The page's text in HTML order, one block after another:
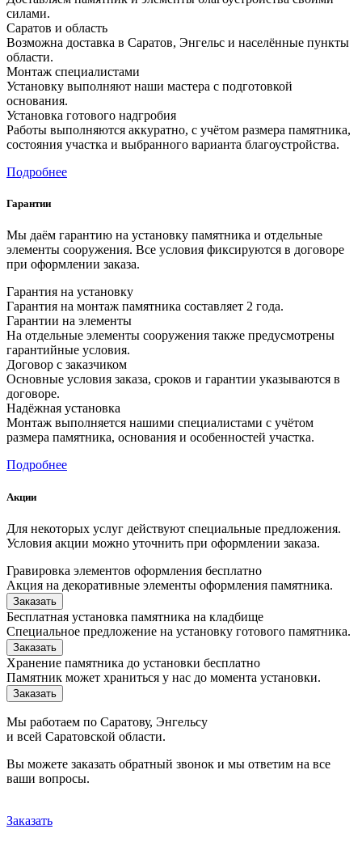
силами.
Саратов и область
Возможна доставка в Саратов, Энгельс и населённые пункты
области.
Монтаж специалистами
Установку выполняют наши мастера с подготовкой
основания.
Установка готового надгробия
Работы выполняются аккуратно, с учётом размера памятника,
состояния участка и выбранного варианта благоустройства.
Подробнее
Гарантии
Мы даём гарантию на установку памятника и отдельные
элементы сооружения. Все условия фиксируются в договоре
при оформлении заказа.
Гарантия на установку
Гарантия на монтаж памятника составляет 2 года.
Гарантии на элементы
На отдельные элементы сооружения также предусмотрены
гарантийные условия.
Договор с заказчиком
Основные условия заказа, сроков и гарантии указываются в
договоре.
Надёжная установка
Монтаж выполняется нашими специалистами с учётом
размера памятника, основания и особенностей участка.
Подробнее
Акции
Для некоторых услуг действуют специальные предложения.
Условия акции можно уточнить при оформлении заказа.
Гравировка элементов оформления бесплатно
Акция на декоративные элементы оформления памятника.
Заказать
Бесплатная установка памятника на кладбище
Специальное предложение на установку готового памятника.
Заказать
Хранение памятника до установки бесплатно
Памятник может храниться у нас до момента установки.
Заказать
Мы работаем по Саратову, Энгельсу
и всей Саратовской области.
Вы можете заказать обратный звонок и мы ответим на все
ваши вопросы.
Заказать